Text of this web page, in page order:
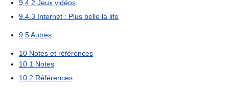
9.4.2 Jeux vidéos
9.4.3 Internet : Plus belle la life
9.5Autres
10 Notes et références
10.1 Notes
10.2 Références